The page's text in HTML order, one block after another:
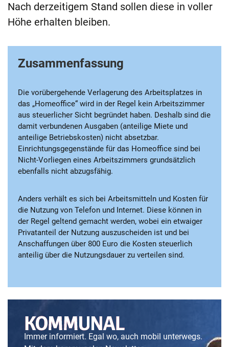
Nach derzeitigem Stand sollen diese in voller
Höhe erhalten bleiben.
Zusammenfassung
Die vorübergehende Verlagerung des Arbeitsplatzes in
das „Homeoffice“ wird in der Regel kein Arbeitszimmer
aus steuerlicher Sicht begründet haben. Deshalb sind die
damit verbundenen Ausgaben (anteilige Miete und
anteilige Betriebskosten) nicht absetzbar.
Einrichtungsgegenstände für das Homeoffice sind bei
Nicht-Vorliegen eines Arbeitszimmers grundsätzlich
ebenfalls nicht abzugsfähig.
Anders verhält es sich bei Arbeitsmitteln und Kosten für
die Nutzung von Telefon und Internet. Diese können in
der Regel geltend gemacht werden, wobei ein etwaiger
Privatanteil der Nutzung auszuscheiden ist und bei
Anschaffungen über 800 Euro die Kosten steuerlich
anteilig über die Nutzungsdauer zu verteilen sind.
Immer informiert. Egal wo, auch mobil unterwegs.